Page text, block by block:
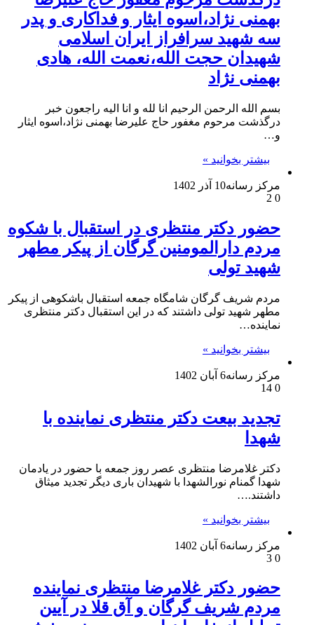
بهمنی نژاد،اسوه ایثار و فداکاری و پدر
سه شهید سرافراز ایران اسلامی
شهیدان حجت الله،نعمت الله، هادی
بهمنی نژاد
بسم الله الرحمن الرحیم انا لله و انا الیه راجعون خبر
درگذشت مرحوم مغفور حاج علیرضا بهمنی نژاد،اسوه ایثار
و…
بیشتر بخوانید »
مرکز رسانه10 آذر 1402
0
حضور دکتر منتظری در استقبال با شکوه
مردم دارالمومنین گرگان از پیکر مطهر
شهید تولی
مردم شریف گرگان شامگاه جمعه استقبال باشکوهی از پیکر
مطهر شهید تولی داشتند که در این استقبال دکتر منتظری
نماینده…
بیشتر بخوانید »
مرکز رسانه6 آبان 1402
0
تجدید بیعت دکتر منتظری نماینده با
شهدا
دکتر غلامرضا منتظری عصر روز جمعه با حضور در یادمان
شهدا گمنام نورالشهدا با شهیدان باری دیگر تجدید میثاق
داشتند.…
بیشتر بخوانید »
مرکز رسانه6 آبان 1402
0
حضور دکتر غلامرضا منتظری نماینده
مردم شریف گرگان و آق قلا در آیین